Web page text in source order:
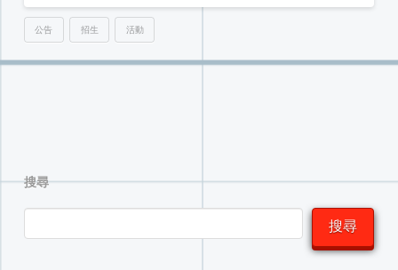
公告 招生 活動
搜尋
搜尋